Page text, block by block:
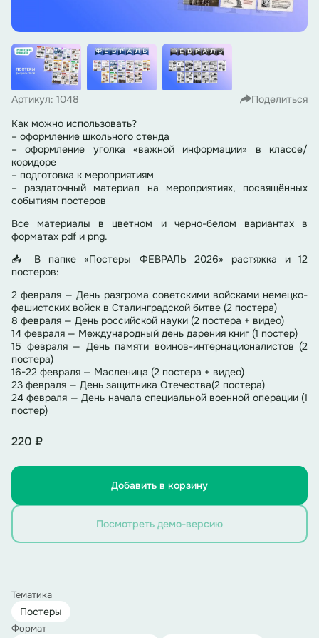
Артикул: 1048
Поделиться
Как можно использовать?
– оформление школьного стенда
– оформление уголка «важной информации» в классе/
коридоре
– подготовка к мероприятиям
– раздаточный материал на мероприятиях, посвящённых
событиям постеров
Все материалы в цветном и черно-белом вариантах в
форматах pdf и png.
📥 В папке «Постеры ФЕВРАЛЬ 2026» растяжка и 12
постеров:
2 февраля — День разгрома советскими войсками немецко-
фашистских войск в Сталинградской битве (2 постера)
8 февраля — День российской науки (2 постера + видео)
14 февраля — Международный день дарения книг (1 постер)
15 февраля — День памяти воинов-интернационалистов (2
постера)
16-22 февраля — Масленица (2 постера + видео)
23 февраля — День защитника Отечества(2 постера)
24 февраля — День начала специальной военной операции (1
постер)
220 ₽
Добавить в корзину
Посмотреть демо-версию
Тематика
Постеры
Формат